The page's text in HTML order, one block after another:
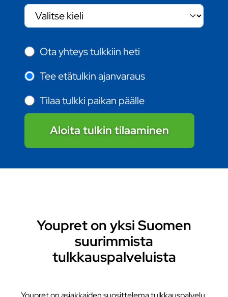
Ota yhteys tulkkiin heti
Tee etätulkin ajanvaraus
Tilaa tulkki paikan päälle
Aloita tulkin tilaaminen
Youpret on yksi Suomen
suurimmista
tulkkauspalveluista